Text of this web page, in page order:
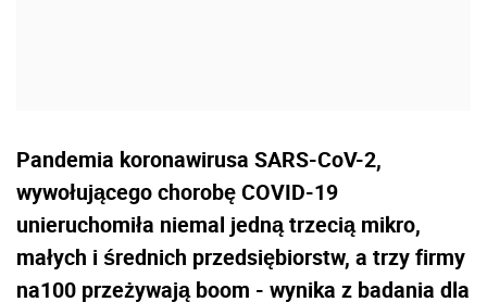
Pandemia koronawirusa SARS-CoV-2,
wywołującego chorobę COVID-19
unieruchomiła niemal jedną trzecią mikro,
małych i średnich przedsiębiorstw, a trzy firmy
na100 przeżywają boom - wynika z badania dla